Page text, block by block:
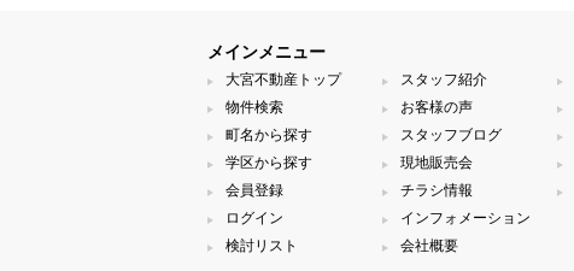
メインメニュー
大宮不動産トップ
物件検索
町名から探す
学区から探す
会員登録
ログイン
検討リスト
スタッフ紹介
お客様の声
スタッフブログ
現地販売会
チラシ情報
インフォメーション
会社概要